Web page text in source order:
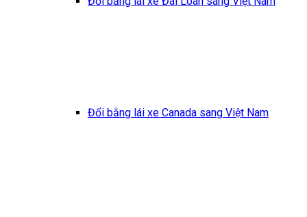
Đổi bằng lái xe Canada sang Việt Nam